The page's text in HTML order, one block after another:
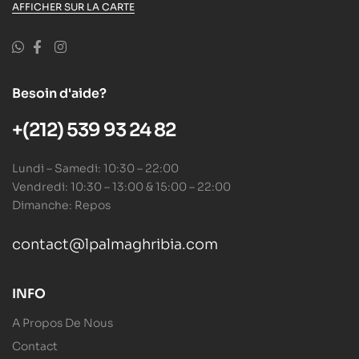
AFFICHER SUR LA CARTE
Besoin d'aide?
+(212) 539 93 24 82
Lundi – Samedi: 10:30 – 22:00
Vendredi: 10:30 – 13:00 & 15:00 – 22:00
Dimanche: Repos
contact@lpalmaghribia.com
INFO
A Propos De Nous
Contact